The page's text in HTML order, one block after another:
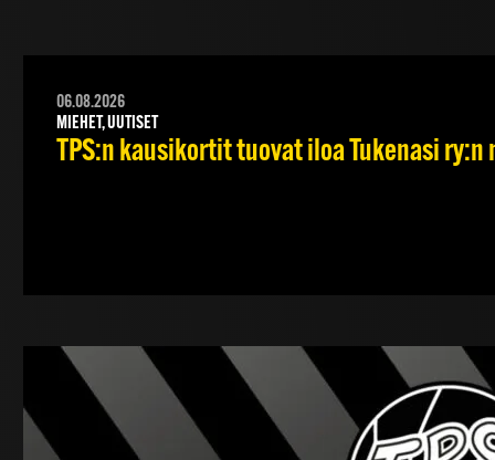
06.08.2026
MIEHET, UUTISET
TPS:n kausikortit tuovat iloa Tukenasi